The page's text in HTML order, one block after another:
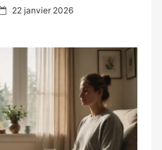
P
d
o
n
22 janvier 2026